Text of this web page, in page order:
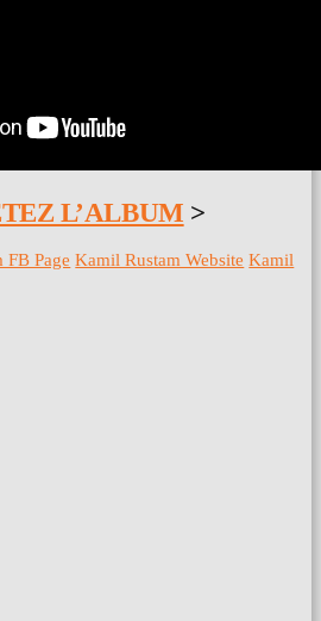
L’ALBUM >
FB Page Kamil Rustam Website Kamil